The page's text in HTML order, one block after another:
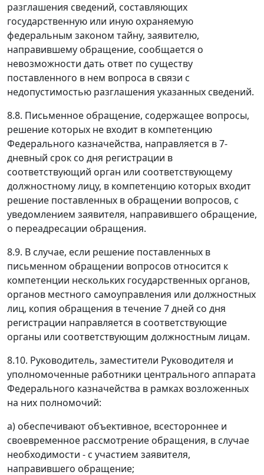
разглашения сведений, составляющих
государственную или иную охраняемую
федеральным законом тайну, заявителю,
направившему обращение, сообщается о
невозможности дать ответ по существу
поставленного в нем вопроса в связи с
недопустимостью разглашения указанных сведений.
8.8. Письменное обращение, содержащее вопросы,
решение которых не входит в компетенцию
Федерального казначейства, направляется в 7-
дневный срок со дня регистрации в
соответствующий орган или соответствующему
должностному лицу, в компетенцию которых входит
решение поставленных в обращении вопросов, с
уведомлением заявителя, направившего обращение,
о переадресации обращения.
8.9. В случае, если решение поставленных в
письменном обращении вопросов относится к
компетенции нескольких государственных органов,
органов местного самоуправления или должностных
лиц, копия обращения в течение 7 дней со дня
регистрации направляется в соответствующие
органы или соответствующим должностным лицам.
8.10. Руководитель, заместители Руководителя и
уполномоченные работники центрального аппарата
Федерального казначейства в рамках возложенных
на них полномочий:
а) обеспечивают объективное, всестороннее и
своевременное рассмотрение обращения, в случае
необходимости - с участием заявителя,
направившего обращение;